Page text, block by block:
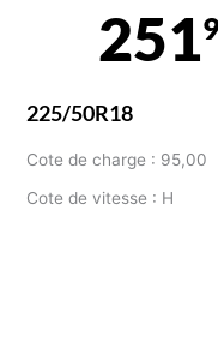
251
225/50R18
Cote de charge : 95,00
Cote de vitesse : H